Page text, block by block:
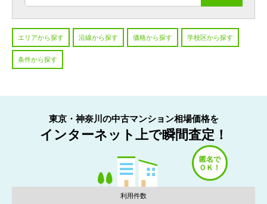
エリアから探す 沿線から探す 価格から探す 学校区から探す
条件から探す
東京・神奈川の中古マンション相場価格を
インターネット上で瞬間査定！
利用件数